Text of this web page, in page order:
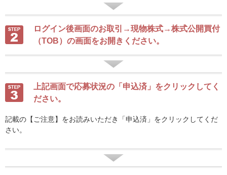
ログイン後画面のお取引→現物株式→株式公開買付
（TOB）の画面をお開きください。
上記画面で応募状況の「申込済」をクリックしてく
ださい。
記載の【ご注意】をお読みいただき「申込済」をクリックしてくだ
さい。